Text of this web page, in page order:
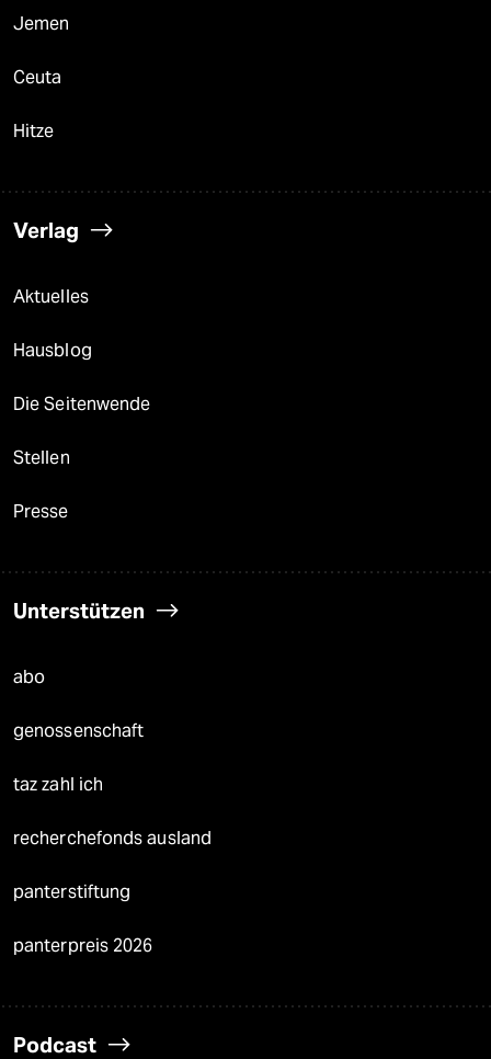
Jemen
Ceuta
Hitze
Verlag
Aktuelles
Hausblog
Die Seitenwende
Stellen
Presse
Unterstützen
abo
genossenschaft
taz zahl ich
recherchefonds ausland
panterstiftung
panterpreis 2026
Podcast